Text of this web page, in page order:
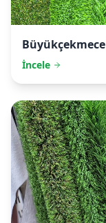
Büyükçekmece
İncele